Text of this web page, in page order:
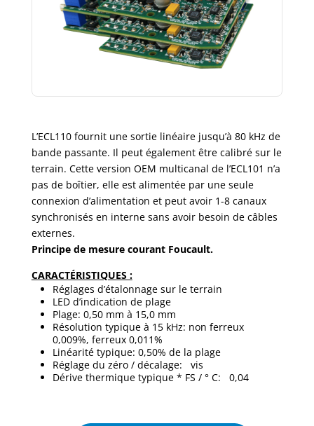
L’ECL110 fournit une sortie linéaire jusqu’à 80 kHz de
bande passante. Il peut également être calibré sur le
terrain. Cette version OEM multicanal de l’ECL101 n’a
pas de boîtier, elle est alimentée par une seule
connexion d’alimentation et peut avoir 1-8 canaux
synchronisés en interne sans avoir besoin de câbles
externes.
Principe de mesure courant Foucault.
CARACTÉRISTIQUES :
Réglages d’étalonnage sur le terrain
LED d’indication de plage
Plage: 0,50 mm à 15,0 mm
Résolution typique à 15 kHz: non ferreux
0,009%, ferreux 0,011%
Linéarité typique: 0,50% de la plage
Réglage du zéro / décalage: vis
Dérive thermique typique * FS / ° C: 0,04